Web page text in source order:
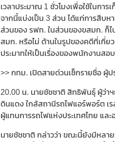
เวลาประมาณ 1 ชั่วโมงเพื่อใช้ในก
จากนี้แบ่งเป็น 3 ส่วน ได้แก่การสืบห
ส่วนของ รฟท. ในส่วนของขสมก. ก็
สมก. หรือไม่ ด้านในรูปของคดีที่เกี่ย
ประมาทให้เป็นเรื่องของพนักงานสอ
>> กทม. เปิดสายด่วนเช็กรายชื่อ ผู้
20.00 น. นายชัชชาติ สิทธิพันธุ์ ผู้ว่า
ดินแดง ใกล้สถานีรถไฟแอร์พอร์ต เ
ผู้แทนการรถไฟแห่งประเทศไทย แ
นายชัชชาติ กล่าวว่า ขณะนี้ยังมีหลา